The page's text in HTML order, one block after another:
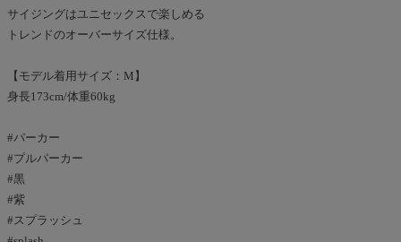
サイジングはユニセックスで楽しめる
トレンドのオーバーサイズ仕様。
【モデル着用サイズ：M】
身長173cm/体重60kg
#パーカー
#プルパーカー
#黒
#紫
#スプラッシュ